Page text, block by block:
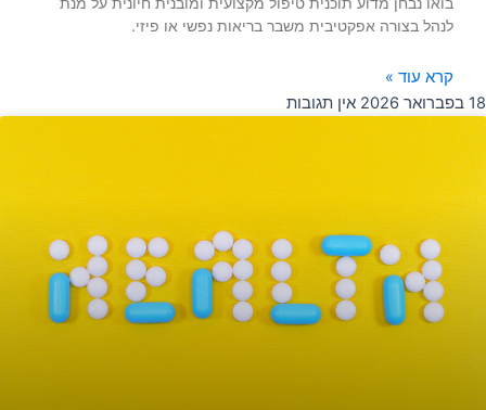
לנהל בצורה אפקטיבית משבר בריאות נפשי או פיזי.
קרא עוד »
18 בפברואר 2026
אין תגובות